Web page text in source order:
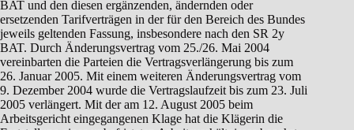
BAT und den diesen ergänzenden, ändernden oder
ersetzenden Tarifverträgen in der für den Bereich des Bundes
jeweils geltenden Fassung, insbesondere nach den SR 2y
BAT. Durch Änderungsvertrag vom 25./26. Mai 2004
vereinbarten die Parteien die Vertragsverlängerung bis zum
26. Januar 2005. Mit einem weiteren Änderungsvertrag vom
9. Dezember 2004 wurde die Vertragslaufzeit bis zum 23. Juli
2005 verlängert. Mit der am 12. August 2005 beim
Arbeitsgericht eingegangenen Klage hat die Klägerin die